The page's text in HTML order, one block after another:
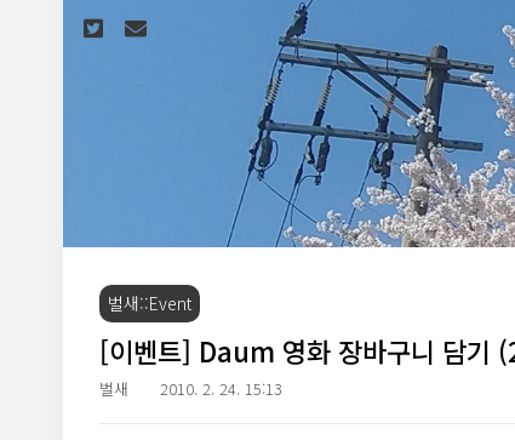
벌새::Event
[이벤트] Daum 영화 장바구니 담
벌새 2010. 2. 24. 15:13